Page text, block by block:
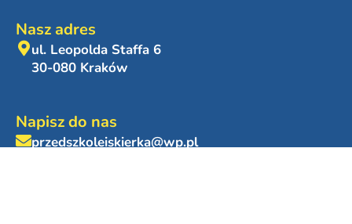
Nasz adres
ul. Leopolda Staffa 6
30-080 Kraków
Napisz do nas
przedszkoleiskierka@wp.pl